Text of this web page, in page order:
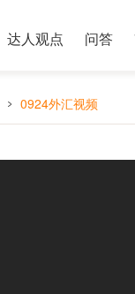
达人观点 问答
0924外汇视频